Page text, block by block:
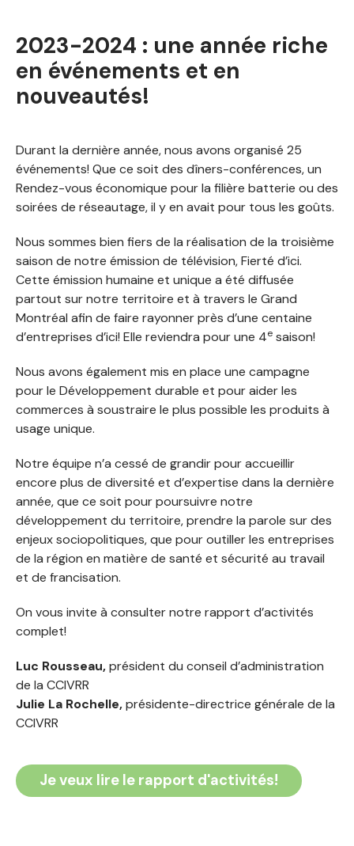
2023-2024 : une année riche
en événements et en
nouveautés!
Durant la dernière année, nous avons organisé 25
événements! Que ce soit des dîners-conférences, un
Rendez-vous économique pour la filière batterie ou des
soirées de réseautage, il y en avait pour tous les goûts.
Nous sommes bien fiers de la réalisation de la troisième
saison de notre émission de télévision, Fierté d’ici.
Cette émission humaine et unique a été diffusée
partout sur notre territoire et à travers le Grand
Montréal afin de faire rayonner près d’une centaine
d’entreprises d’ici! Elle reviendra pour une 4e saison!
Nous avons également mis en place une campagne
pour le Développement durable et pour aider les
commerces à soustraire le plus possible les produits à
usage unique.
Notre équipe n’a cessé de grandir pour accueillir
encore plus de diversité et d’expertise dans la dernière
année, que ce soit pour poursuivre notre
développement du territoire, prendre la parole sur des
enjeux sociopolitiques, que pour outiller les entreprises
de la région en matière de santé et sécurité au travail
et de francisation.
On vous invite à consulter notre rapport d’activités
complet!
Luc Rousseau,président du conseil d’administration
de la CCIVRR
Julie La Rochelle,présidente-directrice générale de la
CCIVRR
Je veux lire le rapport d'activités!